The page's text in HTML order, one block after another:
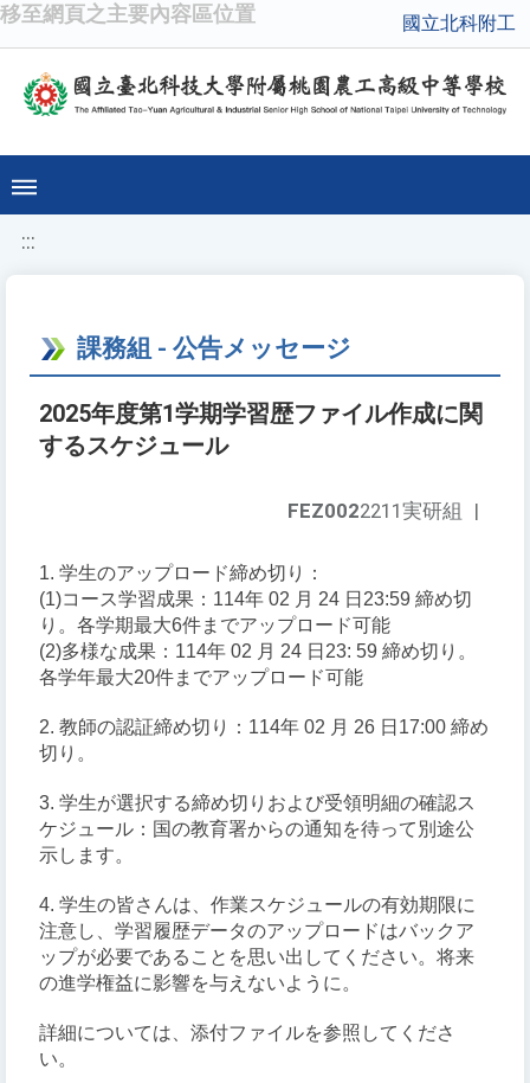
移至網頁之主要內容區位置 國立北科附工
:::
課務組 - 公告メッセージ
2025年度第1学期学習歴ファイル作成に関
するスケジュール
FEZ0022211実研組 |
1. 学生のアップロード締め切り：
(1)コース学習成果：114年 02 月 24 日23:59 締め切
り。各学期最大6件までアップロード可能
(2)多様な成果：114年 02 月 24 日23: 59 締め切り。
各学年最大20件までアップロード可能
2. 教師の認証締め切り：114年 02 月 26 日17:00 締め
切り。
3. 学生が選択する締め切りおよび受領明細の確認ス
ケジュール：国の教育署からの通知を待って別途公
示します。
4. 学生の皆さんは、作業スケジュールの有効期限に
注意し、学習履歴データのアップロードはバックア
ップが必要であることを思い出してください。将来
の進学権益に影響を与えないように。
詳細については、添付ファイルを参照してくださ
い。